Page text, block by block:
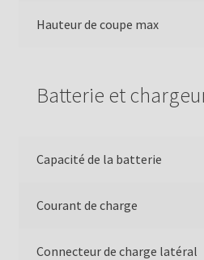
Hauteur de coupe max
Batterie et
Capacité de la batterie
Courant de charge
Connecteur de charge latéral